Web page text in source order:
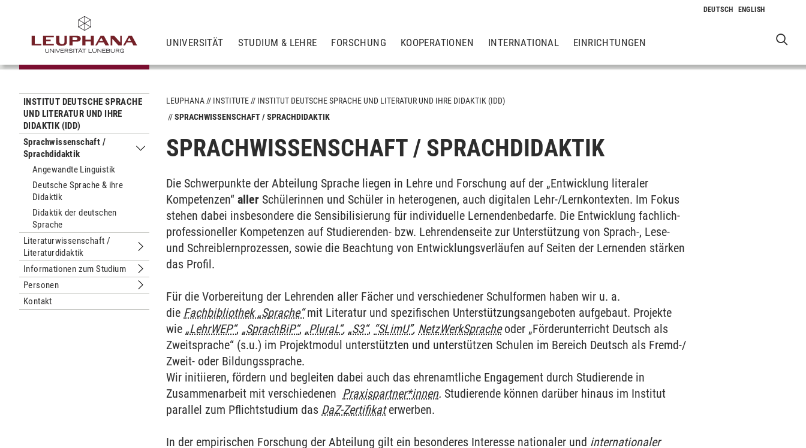
UNIVERSITÄT STUDIUM & LEHRE FORSCHUNG KOOPERATIONEN INTERNATIONAL EINRICHTUNGEN
INSTITUT DEUTSCHE SPRACHE
UND LITERATUR UND IHRE
DIDAKTIK (IDD)
Sprachwissenschaft /
Sprachdidaktik
Untermenu Sprachwissenschaft / Sprachdidaktik
Angewandte Linguistik
Deutsche Sprache & ihre
Didaktik
Didaktik der deutschen
Sprache
Literaturwissenschaft /
Literaturdidaktik
Untermenu Literaturwissenschaft / Literaturdidaktik
Informationen zum Studium
Untermenu Informationen zum Studium
Personen
Untermenu Personen
Kontakt
LEUPHANA INSTITUTE
INSTITUT DEUTSCHE SPRACHE UND LITERATUR UND IHRE DIDAKTIK (IDD)
SPRACHWISSENSCHAFT / SPRACHDIDAKTIK
SPRACHWISSENSCHAFT / SPRACHDIDAKTIK
Die Schwerpunkte der Abteilung Sprache liegen in Lehre und Forschung auf der „Entwicklung literaler
Kompetenzen“aller Schülerinnen und Schüler in heterogenen, auch digitalen Lehr-/Lernkontexten. Im Fokus
stehen dabei insbesondere die Sensibilisierung für individuelle Lernendenbedarfe. Die Entwicklung fachlich-
professioneller Kompetenzen auf Studierenden- bzw. Lehrendenseite zur Unterstützung von Sprach-, Lese-
und Schreiblernprozessen, sowie die Beachtung von Entwicklungsverläufen auf Seiten der Lernenden stärken
das Profil.
Für die Vorbereitung der Lehrenden aller Fächer und verschiedener Schulformen haben wir u. a.
die Fachbibliothek „Sprache“mit Literatur und spezifischen Unterstützungsangeboten aufgebaut. Projekte
wie „LehrWEP“, „SprachBiP“, „PluraL“, „S3“, “SLimU”, NetzWerkSpracheoder „Förderunterricht Deutsch als
Zweitsprache“ (s.u.) im Projektmodul unterstützten und unterstützen Schulen im Bereich Deutsch als Fremd-/
Zweit- oder Bildungssprache.
Wir initiieren, fördern und begleiten dabei auch das ehrenamtliche Engagement durch Studierende in
Zusammenarbeit mit verschiedenen Praxispartner*innen. Studierende können darüber hinaus im Institut
parallel zum Pflichtstudium das DaZ-Zertifikaterwerben.
In der empirischen Forschung der Abteilung gilt ein besonderes Interesse nationaler und internationaler